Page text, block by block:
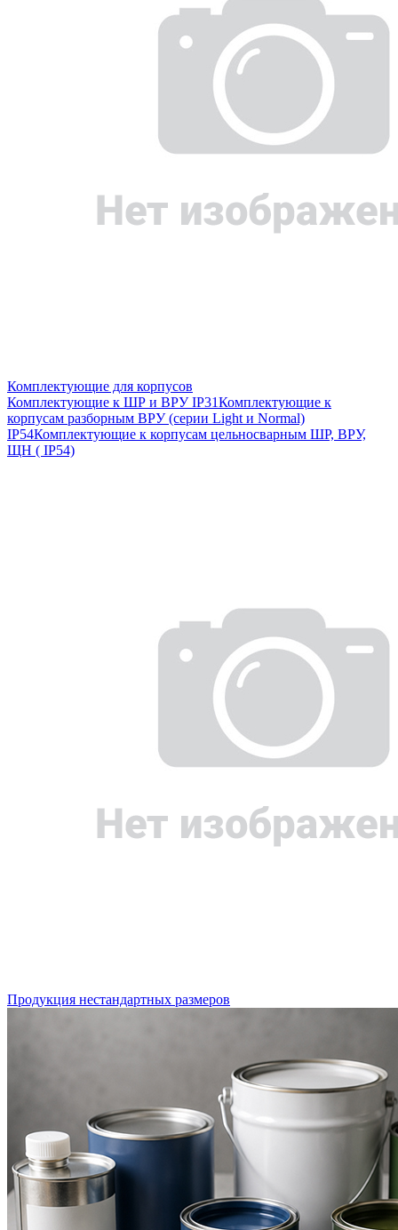
Комплектующие для корпусов
Комплектующие к ШР и ВРУ IP31Комплектующие к
корпусам разборным ВРУ (серии Light и Normal)
IP54Комплектующие к корпусам цельносварным ШР, ВРУ,
ЩН ( IP54)
Продукция нестандартных размеров